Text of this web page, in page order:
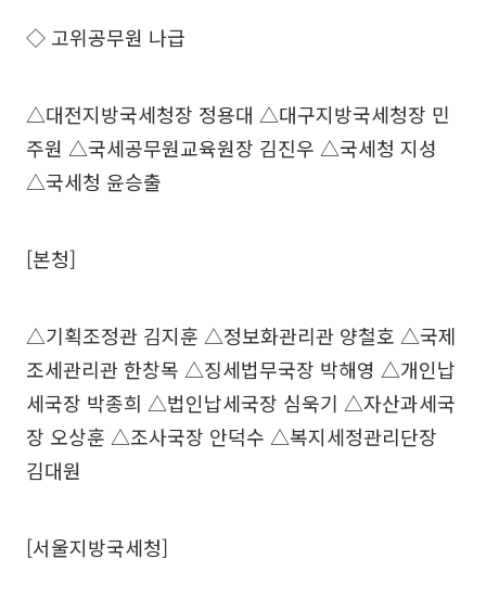
◇ 고위공무원 나급
△대전지방국세청장 정용대 △대구지방국세청장 민
주원 △국세공무원교육원장 김진우 △국세청 지성
△국세청 윤승출
[본청]
△기획조정관 김지훈 △정보화관리관 양철호 △국제
조세관리관 한창목 △징세법무국장 박해영 △개인납
세국장 박종희 △법인납세국장 심욱기 △자산과세국
장 오상훈 △조사국장 안덕수 △복지세정관리단장
김대원
[서울지방국세청]